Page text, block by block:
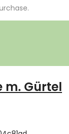
m. Gürtel